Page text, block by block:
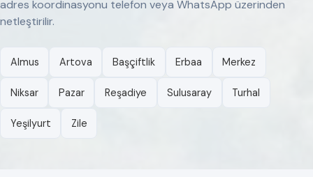
adres koordinasyonu telefon veya WhatsApp üzerinden
netleştirilir.
Almus Artova Başçiftlik Erbaa Merkez
Niksar Pazar Reşadiye Sulusaray Turhal
Yeşilyurt Zile